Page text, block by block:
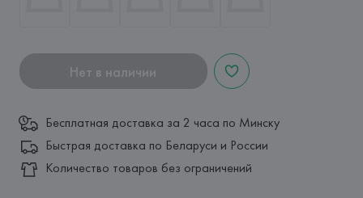
Нет в наличии
Бесплатная доставка за 2 часа по Минску
Быстрая доставка по Беларуси и России
Количество товаров без ограничений